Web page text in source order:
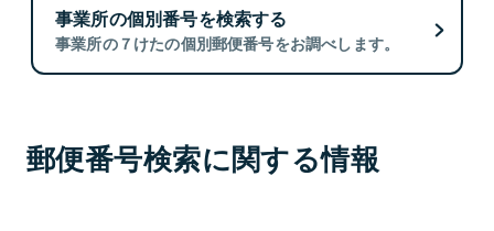
事業所の個別番号を検索する
事業所の７けたの個別郵便番号をお調べします。
郵便番号検索に関する情報